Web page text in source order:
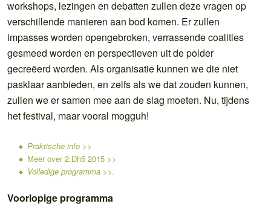
workshops, lezingen en debatten zullen deze vragen op
verschillende manieren aan bod komen. Er zullen
impasses worden opengebroken, verrassende coalities
gesmeed worden en perspectieven uit de polder
gecreëerd worden. Als organisatie kunnen we die niet
pasklaar aanbieden, en zelfs als we dat zouden kunnen,
zullen we er samen mee aan de slag moeten. Nu, tijdens
het festival, maar vooral mogguh!
Praktische info >>
Meer over 2.Dh5 2015 >>
Volledige programma >>.
Voorlopige programma